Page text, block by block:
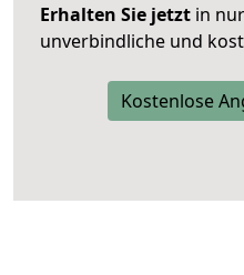
Erhalten Sie jetzt in
unverbindliche und
Kostenlose